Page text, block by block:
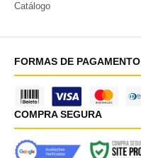
Catálogo
FORMAS DE PAGAMENTO
COMPRA SEGURA